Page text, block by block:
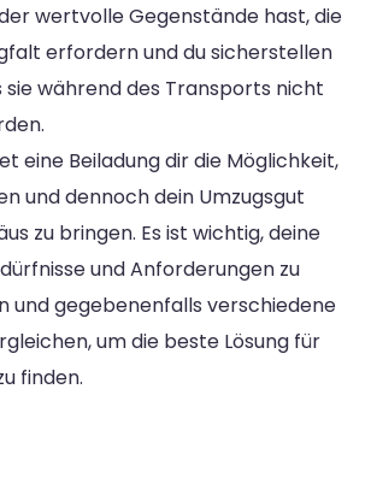
wertvolle Gegenstände hast, die
erfordern und du sicherstellen
während des Transports nicht
eine Beiladung dir die Möglichkeit,
und dennoch dein Umzugsgut
zu bringen. Es ist wichtig, deine
und Anforderungen zu
und gegebenenfalls verschiedene
um die beste Lösung für
finden.